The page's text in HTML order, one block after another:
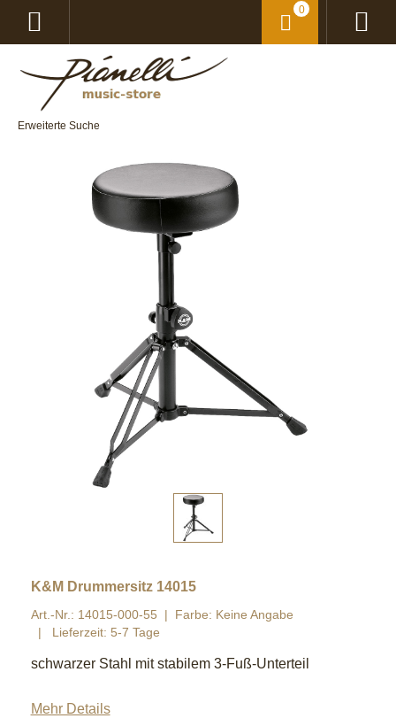
Erweiterte Suche
0
K&M Drummersitz 14015
Art.-Nr.: 14015-000-55
Farbe: Keine Angabe
Lieferzeit: 5-7 Tage
schwarzer Stahl mit stabilem 3-Fuß-Unterteil
Mehr Details